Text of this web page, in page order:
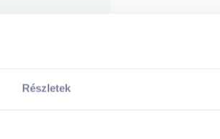
Részletek